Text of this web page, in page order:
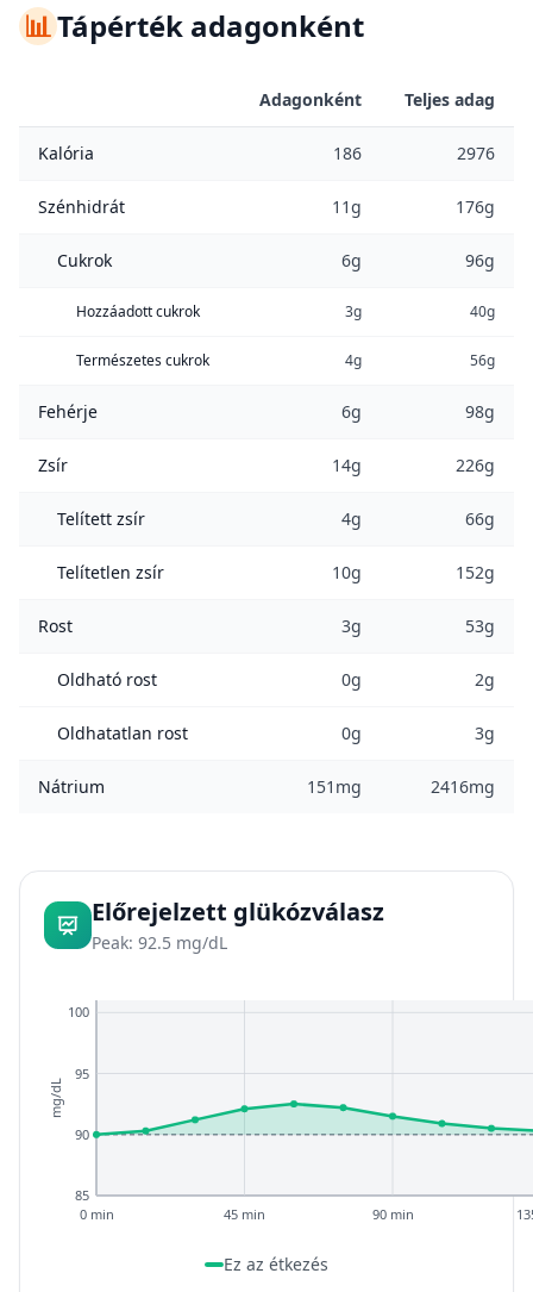
📊Tápérték adagonként
Adagonként Teljes adag
Kalória 186 2976
Szénhidrát 11g 176g
Cukrok 6g 96g
Hozzáadott cukrok 3g 40g
Természetes cukrok 4g 56g
Fehérje 6g 98g
Zsír 14g 226g
Telített zsír 4g 66g
Telítetlen zsír 10g 152g
Rost 3g 53g
Oldható rost 0g 2g
Oldhatatlan rost 0g 3g
Nátrium 151mg 2416mg
Előrejelzett glükózválasz
Peak: 92.5 mg/dL
85
90
95
100
0 min 45 min 90 min
mg/dL
Ez az étkezés